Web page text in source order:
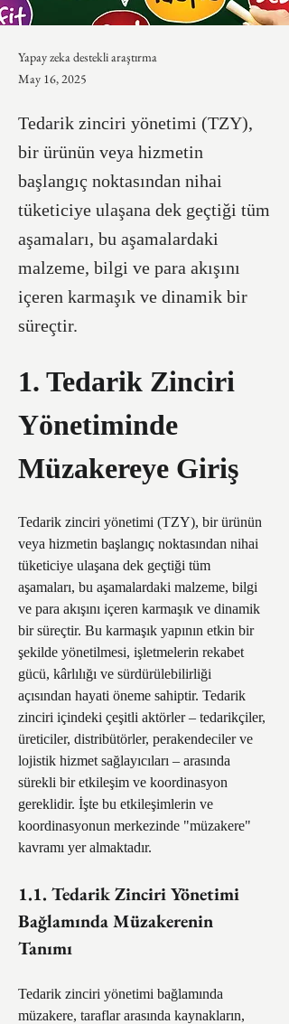
Yapay zeka destekli araştırma
May 16, 2025
Tedarik zinciri yönetimi (TZY),
bir ürünün veya hizmetin
başlangıç noktasından nihai
tüketiciye ulaşana dek geçtiği tüm
aşamaları, bu aşamalardaki
malzeme, bilgi ve para akışını
içeren karmaşık ve dinamik bir
süreçtir.
1. Tedarik Zinciri
Yönetiminde
Müzakereye Giriş
Tedarik zinciri yönetimi (TZY), bir ürünün
veya hizmetin başlangıç noktasından nihai
tüketiciye ulaşana dek geçtiği tüm
aşamaları, bu aşamalardaki malzeme, bilgi
ve para akışını içeren karmaşık ve dinamik
bir süreçtir. Bu karmaşık yapının etkin bir
şekilde yönetilmesi, işletmelerin rekabet
gücü, kârlılığı ve sürdürülebilirliği
açısından hayati öneme sahiptir. Tedarik
zinciri içindeki çeşitli aktörler – tedarikçiler,
üreticiler, distribütörler, perakendeciler ve
lojistik hizmet sağlayıcıları – arasında
sürekli bir etkileşim ve koordinasyon
gereklidir. İşte bu etkileşimlerin ve
koordinasyonun merkezinde "müzakere"
kavramı yer almaktadır.
1.1. Tedarik Zinciri Yönetimi
Bağlamında Müzakerenin
Tanımı
Tedarik zinciri yönetimi bağlamında
müzakere, taraflar arasında kaynakların,